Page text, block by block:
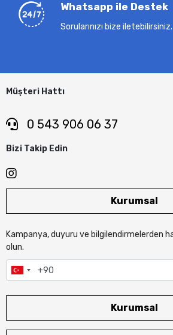
Whatsapp ile Destek
Sorularınızı bize iletebilirsiniz.
Müşteri Hattı
0 543 906 06 37
Bizi Takip Edin
Kurumsal
Kampanya, duyuru ve bilgilendirmelerden
olun.
Kurumsal